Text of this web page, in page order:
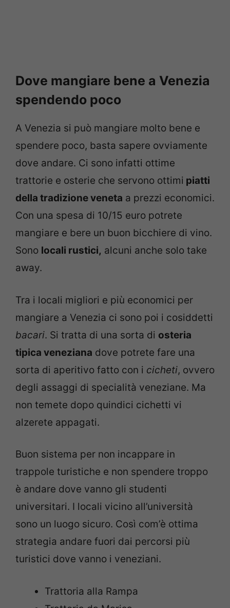
Dove mangiare bene a Venezia
spendendo poco
A Venezia si può mangiare molto bene e
spendere poco, basta sapere ovviamente
dove andare. Ci sono infatti ottime
trattorie e osterie che servono ottimi piatti
della tradizione veneta a prezzi economici.
Con una spesa di 10/15 euro potrete
mangiare e bere un buon bicchiere di vino.
Sono locali rustici, alcuni anche solo take
away.
Tra i locali migliori e più economici per
mangiare a Venezia ci sono poi i cosiddetti
bacari. Si tratta di una sorta di osteria
tipica veneziana dove potrete fare una
sorta di aperitivo fatto con i cicheti, ovvero
degli assaggi di specialità veneziane. Ma
non temete dopo quindici cichetti vi
alzerete appagati.
Buon sistema per non incappare in
trappole turistiche e non spendere troppo
è andare dove vanno gli studenti
universitari. I locali vicino all’università
sono un luogo sicuro. Così com’è ottima
strategia andare fuori dai percorsi più
turistici dove vanno i veneziani.
Trattoria alla Rampa